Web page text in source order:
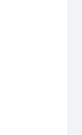
องถิ่นของไทย